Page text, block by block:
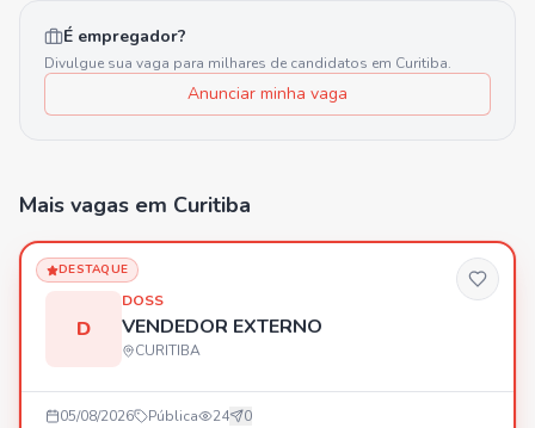
É empregador?
Divulgue sua vaga para milhares de candidatos em Curitiba.
Anunciar minha vaga
Mais vagas em Curitiba
DESTAQUE
D
DOSS
VENDEDOR EXTERNO
CURITIBA
05/08/2026 Pública 24 0